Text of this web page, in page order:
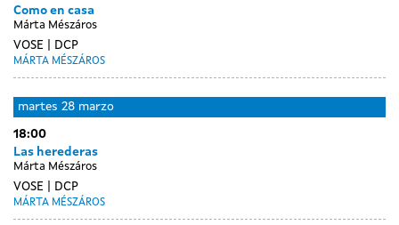
Como en casa
Márta Mészáros
VOSE DCP
MÁRTA MÉSZÁROS
luns
marzo
Day
without
sessions
martes 28 marzo
18:00
Las herederas
Márta Mészáros
VOSE DCP
MÁRTA MÉSZÁROS